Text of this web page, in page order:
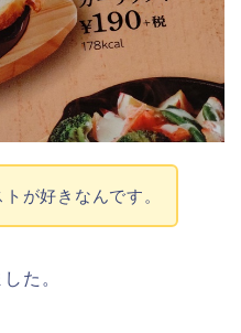
が好きなんです。
た。